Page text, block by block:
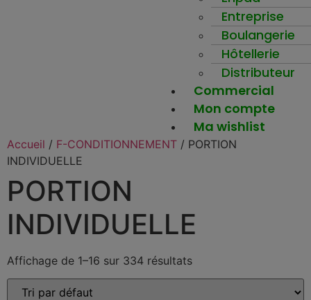
Entreprise
Boulangerie
Hôtellerie
Distributeur
Commercial
Mon compte
Ma wishlist
Accueil / F-CONDITIONNEMENT / PORTION
INDIVIDUELLE
PORTION
INDIVIDUELLE
Affichage de 1–16 sur 334 résultats